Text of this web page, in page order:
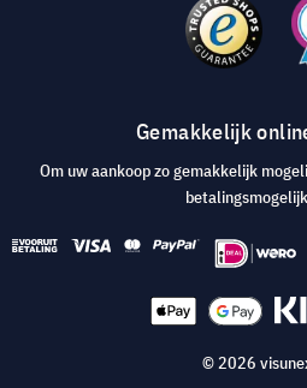
Gemakkelijk
Om uw aankoop zo gemakkelijk
© 2026